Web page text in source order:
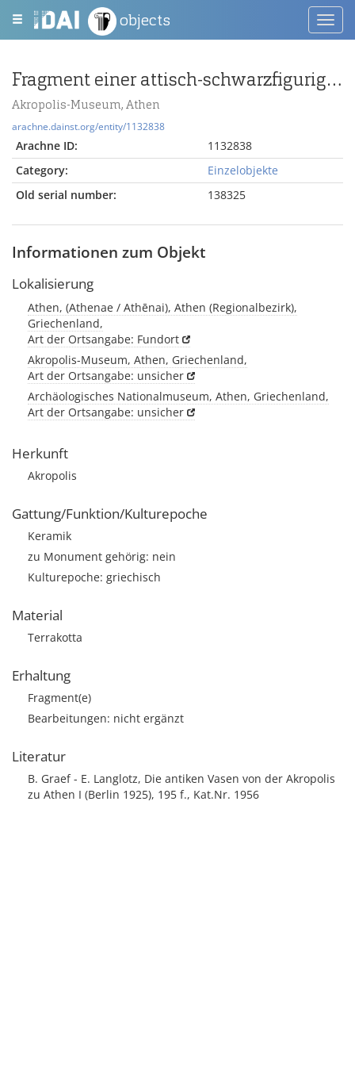
objects
Fragment einer attisch-schwarzfigurigen Schale
Akropolis-Museum, Athen
arachne.dainst.org/entity/1132838
Arachne ID:
1132838
Category:
Einzelobjekte
Old serial number:
138325
Informationen zum Objekt
Lokalisierung
Athen, (Athenae / Athēnai), Athen (Regionalbezirk),
Griechenland,
Art der Ortsangabe: Fundort
Akropolis-Museum, Athen, Griechenland,
Art der Ortsangabe: unsicher
Archäologisches Nationalmuseum, Athen, Griechenland,
Art der Ortsangabe: unsicher
Herkunft
Akropolis
Gattung/Funktion/Kulturepoche
Keramik
zu Monument gehörig: nein
Kulturepoche: griechisch
Material
Terrakotta
Erhaltung
Fragment(e)
Bearbeitungen: nicht ergänzt
Literatur
B. Graef - E. Langlotz, Die antiken Vasen von der Akropolis
zu Athen I (Berlin 1925), 195 f., Kat.Nr. 1956